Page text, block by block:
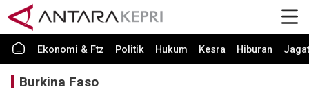
Ekonomi & Ftz Politik Hukum Kesra Hiburan Jagat
Burkina Faso